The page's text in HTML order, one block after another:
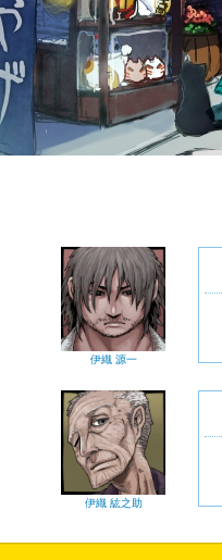
伊織 源一
伊織 紘之助